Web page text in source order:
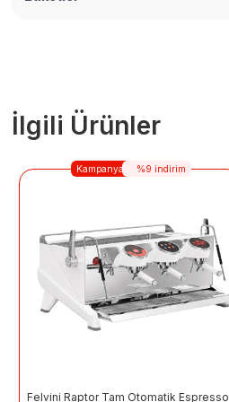
İlgili Ürünler
Kampanya %9 indirim
Felvini Raptor Tam Otomatik Espresso